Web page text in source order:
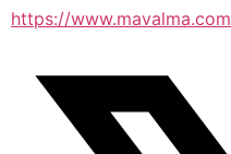
https://www.mavalma.com